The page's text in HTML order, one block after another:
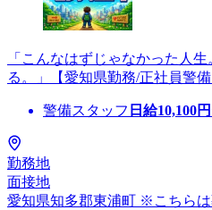
「こんなはずじゃなかった人
る。」【愛知県勤務/正社員警備
警備スタッフ 日給10,100
勤務地
面接地
愛知県知多郡東浦町 ※こちら